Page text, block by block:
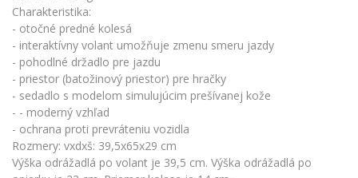
Charakteristika:
- otočné predné kolesá
- interaktívny volant umožňuje zmenu smeru jazdy
- pohodlné držadlo pre jazdu
- priestor (batožinový priestor) pre hračky
- sedadlo s modelom simulujúcim prešívanej kože
- - moderný vzhľad
- ochrana proti prevráteniu vozidla
Rozmery: vxdxš: 39,5x65x29 cm
Výška odrážadlá po volant je 39,5 cm. Výška odrážadlá po